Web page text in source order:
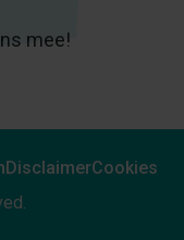
mee!
DisclaimerCookies